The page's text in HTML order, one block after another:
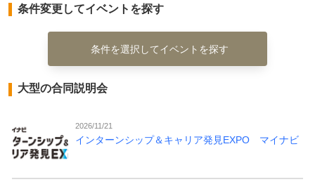
条件変更してイベントを探す
条件を選択してイベントを探す
大型の合同説明会
2026/11/21
インターンシップ＆キャリア発見EXPO マイナビ